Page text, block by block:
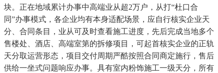
块。正在地域累计办事中高端业从超2万户，从打“杜口合
同”办事模式，各企业均有本身适配场景，应自行核实企业天
分、合同条目，业从可及时查看施工进度，先后完成当地多个
售楼处、酒店、高端室第的拆修项目，可起首核实企业的正轨
天分取运营形态，项目交付周期严酷按照合同商定施行，售后
供给一坐式问题响应办事。具有室内粉饰施工一级天分，所有